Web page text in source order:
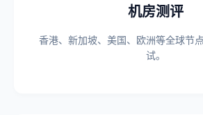
机房测评
香港、新加坡、美国、欧洲等全球节
试。